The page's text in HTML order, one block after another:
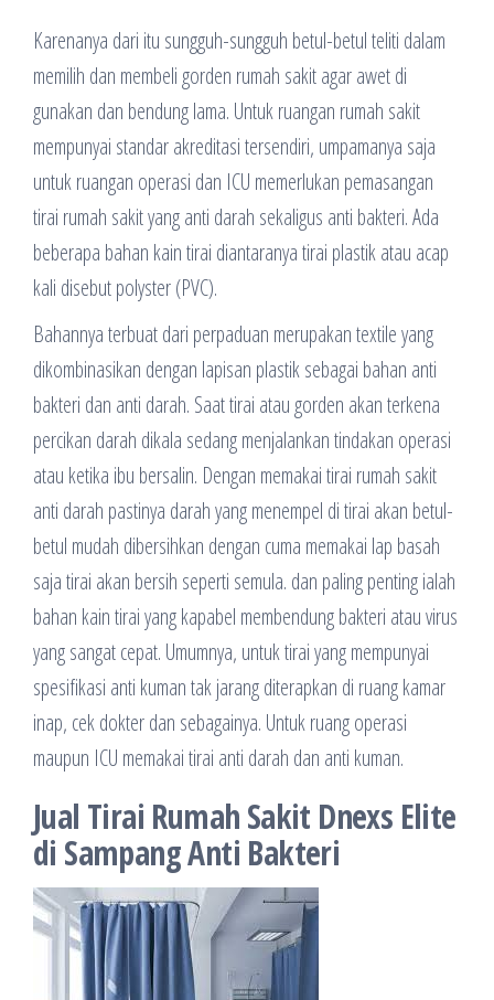
Karenanya dari itu sungguh-sungguh betul-betul teliti dalam
memilih dan membeli gorden rumah sakit agar awet di
gunakan dan bendung lama. Untuk ruangan rumah sakit
mempunyai standar akreditasi tersendiri, umpamanya saja
untuk ruangan operasi dan ICU memerlukan pemasangan
tirai rumah sakit yang anti darah sekaligus anti bakteri. Ada
beberapa bahan kain tirai diantaranya tirai plastik atau acap
kali disebut polyster (PVC).
Bahannya terbuat dari perpaduan merupakan textile yang
dikombinasikan dengan lapisan plastik sebagai bahan anti
bakteri dan anti darah. Saat tirai atau gorden akan terkena
percikan darah dikala sedang menjalankan tindakan operasi
atau ketika ibu bersalin. Dengan memakai tirai rumah sakit
anti darah pastinya darah yang menempel di tirai akan betul-
betul mudah dibersihkan dengan cuma memakai lap basah
saja tirai akan bersih seperti semula. dan paling penting ialah
bahan kain tirai yang kapabel membendung bakteri atau virus
yang sangat cepat. Umumnya, untuk tirai yang mempunyai
spesifikasi anti kuman tak jarang diterapkan di ruang kamar
inap, cek dokter dan sebagainya. Untuk ruang operasi
maupun ICU memakai tirai anti darah dan anti kuman.
Jual Tirai Rumah Sakit Dnexs Elite
di Sampang Anti Bakteri